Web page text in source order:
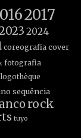
2017
2024
coreografia cover
fotografia
sequência
rock
tuyo